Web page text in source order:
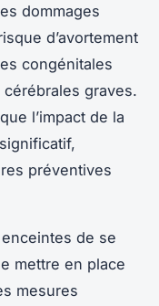
dommages
d’avortement
congénitales
graves.
l’impact de la
préventives
de se
mettre en place
mesures